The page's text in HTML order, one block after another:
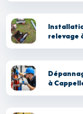
relevage
à